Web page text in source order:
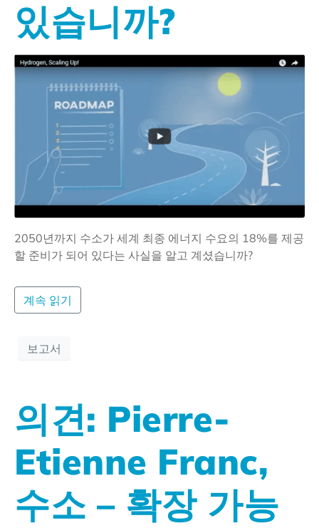
있습니까?
2050년까지 수소가 세계 최종 에너지 수요의 18%를 제공
할 준비가 되어 있다는 사실을 알고 계셨습니까?
계속 읽기
보고서
의견: Pierre-
Etienne Franc,
수소 – 확장 가능